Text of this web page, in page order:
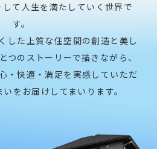
て人生を満たしていく世界で
す。
した上質な住空間の創造と 美し
つのストーリーで描きながら、
・快適・満足を実感していただ
をお届けしてまいります。